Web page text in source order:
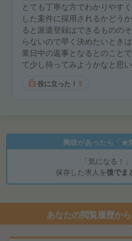
とても丁寧な方でわかりやす
した案件に採用されるかどう
ると派遣登録はできるものの
らないので早く決めたいとき
業日中の返事となるとのこと
て少し待ってみようかなと思
役に立った！ 5
興味があったら「★
「気になる！
保存した求人を後でま
あなたの閲覧履歴か